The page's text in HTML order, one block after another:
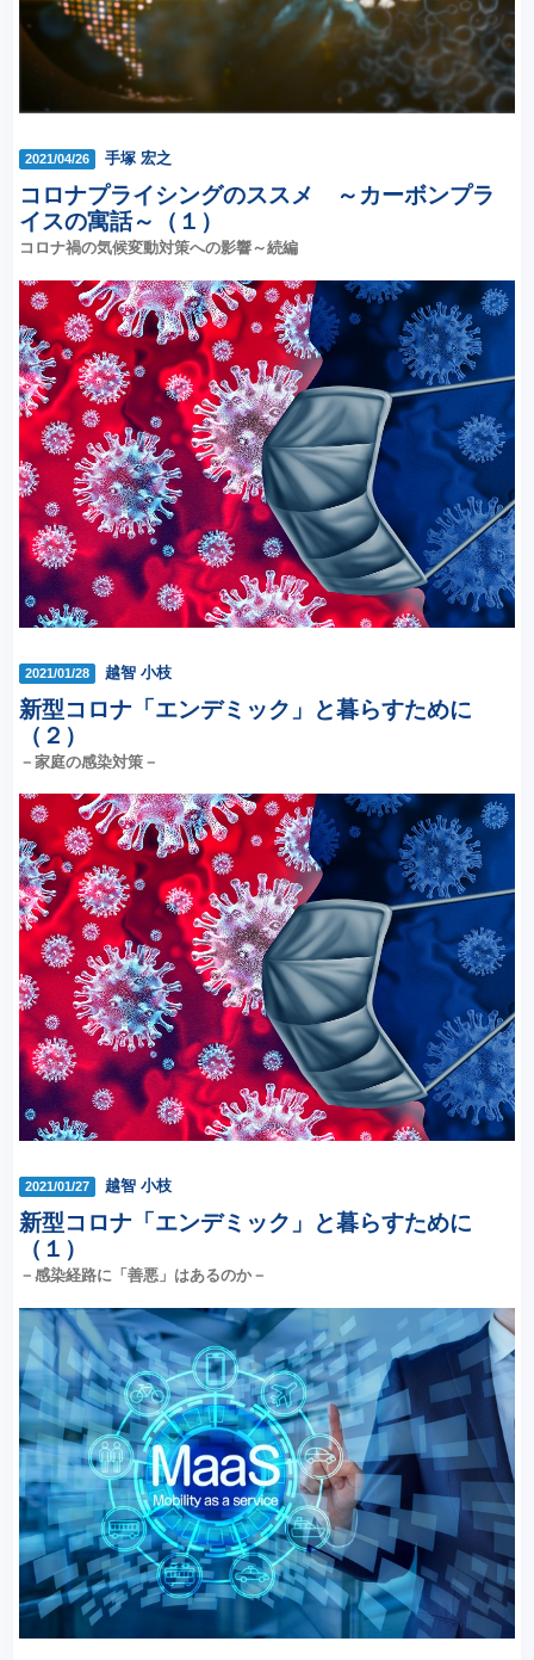
2021/04/26 手塚 宏之
コロナプライシングのススメ ～カーボンプラ
イスの寓話～（１）
コロナ禍の気候変動対策への影響～続編
2021/01/28 越智 小枝
新型コロナ「エンデミック」と暮らすために
（２）
－家庭の感染対策－
2021/01/27 越智 小枝
新型コロナ「エンデミック」と暮らすために
（１）
－感染経路に「善悪」はあるのか－